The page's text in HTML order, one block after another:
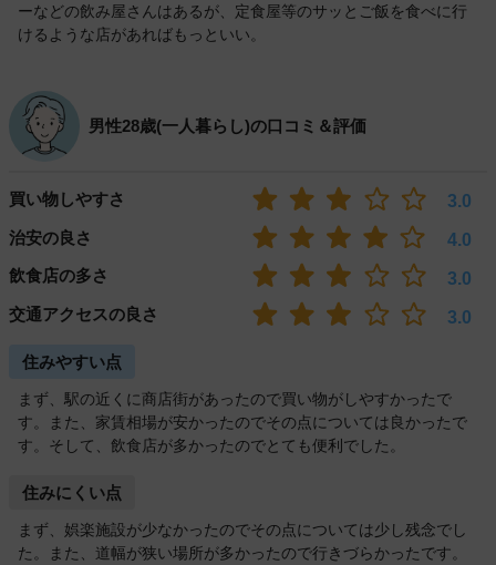
ーなどの飲み屋さんはあるが、定食屋等のサッとご飯を食べに行
けるような店があればもっといい。
男性28歳(一人暮らし)の口コミ＆評価
買い物しやすさ
3.0
治安の良さ
4.0
飲食店の多さ
3.0
交通アクセスの良さ
3.0
住みやすい点
まず、駅の近くに商店街があったので買い物がしやすかったで
す。また、家賃相場が安かったのでその点については良かったで
す。そして、飲食店が多かったのでとても便利でした。
住みにくい点
まず、娯楽施設が少なかったのでその点については少し残念でし
た。また、道幅が狭い場所が多かったので行きづらかったです。